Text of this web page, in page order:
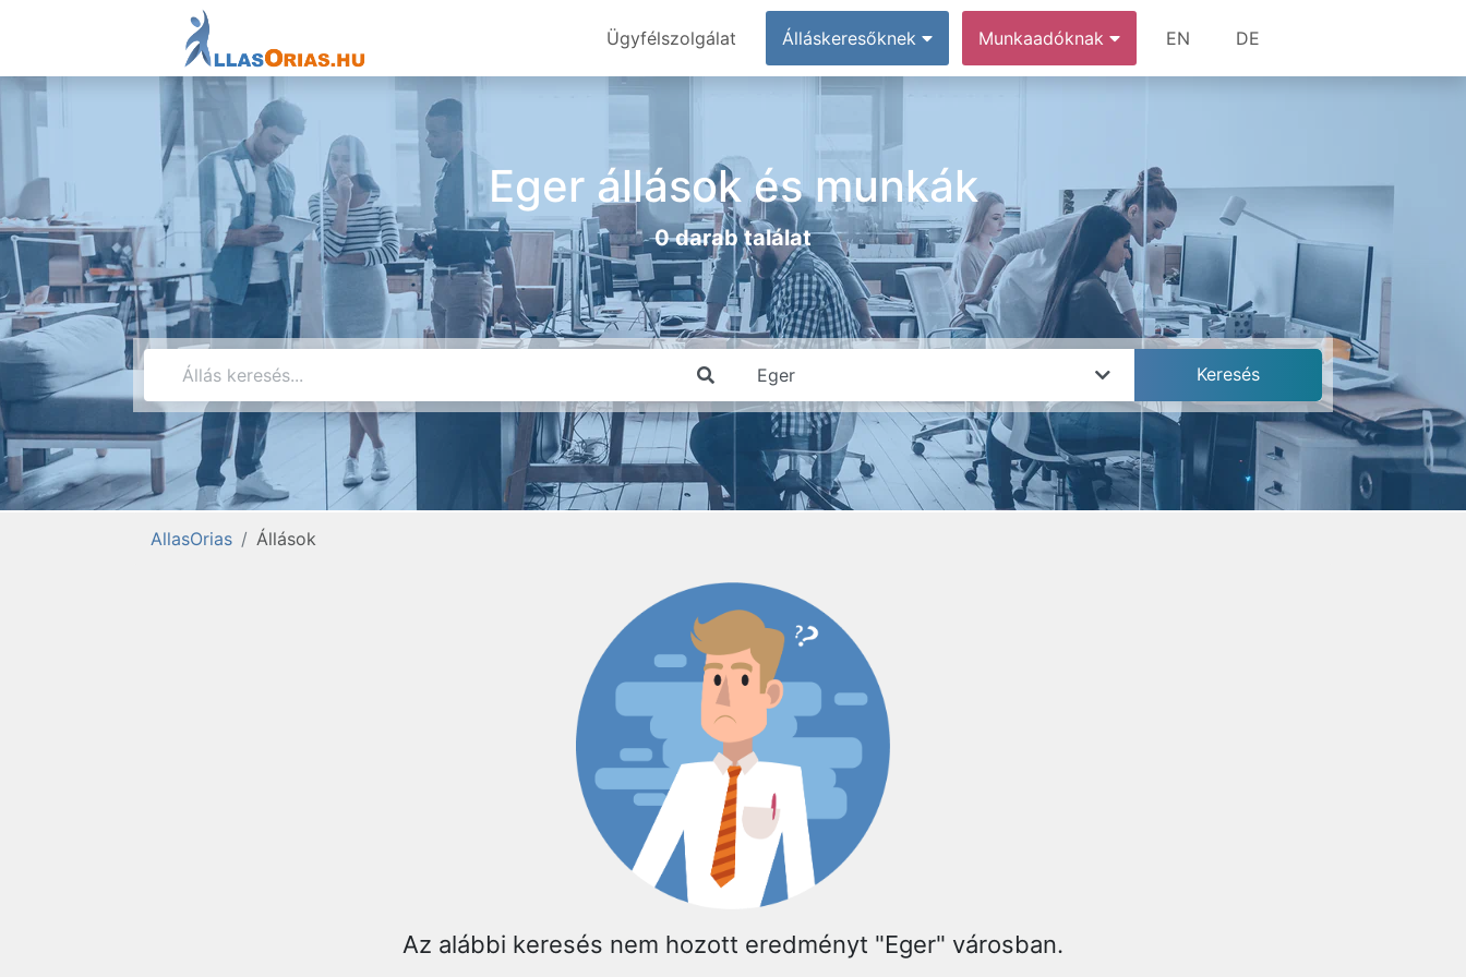
Ügyfélszolgálat Álláskeresőknek Munkaadóknak EN DE
Eger állások és munkák
0 darab találat
AllasOrias Állások
Az alábbi keresés nem hozott eredményt "Eger" városban.